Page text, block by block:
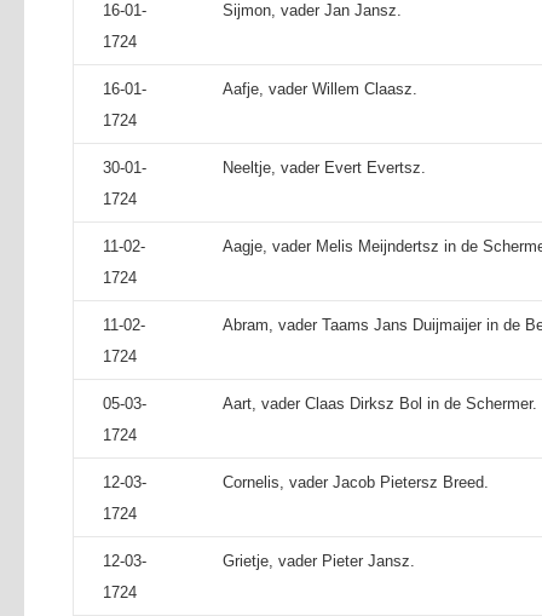
16-01-
1724
Sijmon, vader Jan Jansz.
16-01-
1724
Aafje, vader Willem Claasz.
30-01-
1724
Neeltje, vader Evert Evertsz.
11-02-
1724
Aagje, vader Melis Meijndertsz in de
11-02-
1724
Abram, vader Taams Jans Duijmaijer in de
05-03-
1724
Aart, vader Claas Dirksz Bol in de Schermer.
12-03-
1724
Cornelis, vader Jacob Pietersz Breed.
12-03-
1724
Grietje, vader Pieter Jansz.